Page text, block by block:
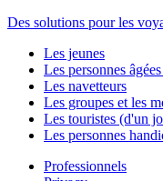
Des solutions pour les
Les jeunes
Les personnes
Les navetteurs
Les groupes et les
Les touristes (d'un
Les personnes
Professionnels